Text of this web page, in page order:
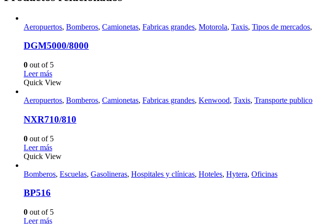
Aeropuertos, Bomberos, Camionetas, Fabricas grandes, Motorola, Taxis, Tipos de mercados,
DGM5000/8000
0 out of 5
Leer más
Quick View
Aeropuertos, Bomberos, Camionetas, Fabricas grandes, Kenwood, Taxis, Transporte publico
NXR710/810
0 out of 5
Leer más
Quick View
Bomberos, Escuelas, Gasolineras, Hospitales y clínicas, Hoteles, Hytera, Oficinas
BP516
0 out of 5
Leer más